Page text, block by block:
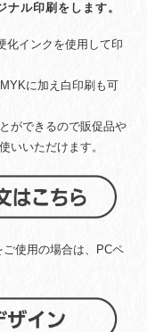
ル印刷をします。
化インクを使用して印
に加え白印刷も可
ができるので販促品や
いいただけます。
使用の場合は、PCペ